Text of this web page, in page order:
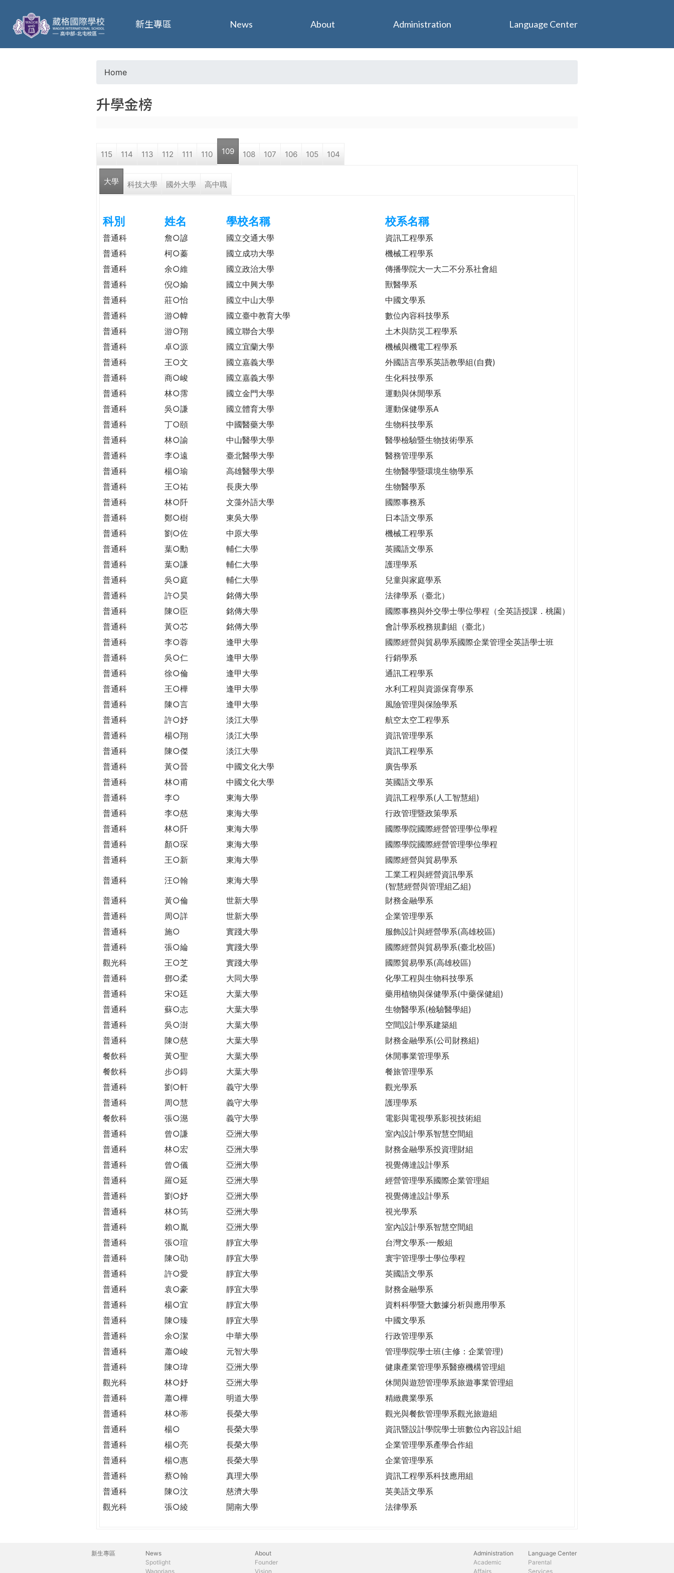
葳
格
o
a
r
h
e
r
e
Home
升學金榜
115 114 113 112 111 110 109 108 107 106 105 104
大學 科技大學 國外大學 高中職
科別 姓名 學校名稱 校系名稱
普通科 詹○諺 國立交通大學
資訊工程學系
普通科
柯○蓁 國立成功大學
機械工程學系
普通科
余○維 國立政治大學
傳播學院大一大二不分系社會組
普通科
倪○媮 國立中興大學
獸醫學系
普通科
莊○怡 國立中山大學
中國文學系
普通科
游○幃 國立臺中教育大學
數位內容科技學系
普通科
游○翔 國立聯合大學
土木與防災工程學系
普通科
卓○源 國立宜蘭大學
機械與機電工程學系
普通科
王○文 國立嘉義大學
外國語言學系英語教學組(自費)
普通科
商○峻 國立嘉義大學
生化科技學系
普通科
林○霈 國立金門大學
運動與休閒學系
普通科
吳○謙 國立體育大學
運動保健學系A
普通科
丁○頤 中國醫藥大學
生物科技學系
普通科
林○諭 中山醫學大學
醫學檢驗暨生物技術學系
普通科
李○遠 臺北醫學大學
醫務管理學系
普通科
楊○瑜 高雄醫學大學
生物醫學暨環境生物學系
普通科
王○祐 長庚大學
生物醫學系
普通科
林○阡 文藻外語大學
國際事務系
普通科
鄭○樹 東吳大學
日本語文學系
普通科
劉○佐 中原大學
機械工程學系
普通科
葉○勳 輔仁大學
英國語文學系
普通科
葉○謙 輔仁大學
護理學系
普通科
吳○庭 輔仁大學
兒童與家庭學系
普通科
許○昊 銘傳大學
法律學系（臺北）
普通科
陳○臣 銘傳大學
國際事務與外交學士學位學程（全英語授課．桃園）
普通科
黃○芯 銘傳大學
會計學系稅務規劃組（臺北）
普通科
李○蓉 逢甲大學
國際經營與貿易學系國際企業管理全英語學士班
普通科
吳○仁 逢甲大學
行銷學系
普通科
徐○倫 逢甲大學
通訊工程學系
普通科
王○樺 逢甲大學
水利工程與資源保育學系
普通科
陳○言 逢甲大學
風險管理與保險學系
普通科
許○妤 淡江大學
航空太空工程學系
普通科
楊○翔 淡江大學
資訊管理學系
普通科
陳○傑 淡江大學
資訊工程學系
普通科
黃○晉 中國文化大學
廣告學系
普通科
林○甫 中國文化大學
英國語文學系
普通科
李○ 東海大學
資訊工程學系(人工智慧組)
普通科
李○慈 東海大學
行政管理暨政策學系
普通科
林○阡 東海大學
國際學院國際經營管理學位學程
普通科
顏○琛 東海大學
國際學院國際經營管理學位學程
普通科
王○新 東海大學 國際經營與貿易學系
普通科 汪○翰 東海大學
工業工程與經營資訊學系
(智慧經營與管理組乙組)
普通科
黃○倫 世新大學
財務金融學系
普通科
周○詳 世新大學
企業管理學系
普通科
施○ 實踐大學
服飾設計與經營學系(高雄校區)
普通科
張○綸 實踐大學
國際經營與貿易學系(臺北校區)
觀光科
王○芝 實踐大學
國際貿易學系(高雄校區)
普通科
鄧○柔 大同大學
化學工程與生物科技學系
普通科
宋○廷 大葉大學
藥用植物與保健學系(中藥保健組)
普通科
蘇○志 大葉大學
生物醫學系(檢驗醫學組)
普通科
吳○澍 大葉大學
空間設計學系建築組
普通科
陳○慈 大葉大學
財務金融學系(公司財務組)
餐飲科
黃○聖 大葉大學
休閒事業管理學系
餐飲科
步○鍀 大葉大學
餐旅管理學系
普通科
劉○軒 義守大學
觀光學系
普通科
周○慧 義守大學
護理學系
餐飲科
張○濨 義守大學
電影與電視學系影視技術組
普通科
曾○謙 亞洲大學
室內設計學系智慧空間組
普通科
林○宏 亞洲大學
財務金融學系投資理財組
普通科
曾○儀 亞洲大學
視覺傳達設計學系
普通科
羅○延 亞洲大學
經營管理學系國際企業管理組
普通科
劉○妤 亞洲大學
視覺傳達設計學系
普通科
林○筠 亞洲大學
視光學系
普通科
賴○胤 亞洲大學
室內設計學系智慧空間組
普通科
張○瑄 靜宜大學
台灣文學系-一般組
普通科
陳○劭 靜宜大學
寰宇管理學士學位學程
普通科
許○愛 靜宜大學
英國語文學系
普通科
袁○豪 靜宜大學
財務金融學系
普通科
楊○宜 靜宜大學
資料科學暨大數據分析與應用學系
普通科
陳○臻 靜宜大學
中國文學系
普通科
余○潔 中華大學
行政管理學系
普通科
蕭○峻 元智大學
管理學院學士班(主修：企業管理)
普通科
陳○瑋 亞洲大學
健康產業管理學系醫療機構管理組
觀光科
林○妤 亞洲大學
休閒與遊憩管理學系旅遊事業管理組
普通科
蕭○樺 明道大學
精緻農業學系
普通科
林○蒂 長榮大學
觀光與餐飲管理學系觀光旅遊組
普通科
楊○ 長榮大學
資訊暨設計學院學士班數位內容設計組
普通科
楊○亮 長榮大學
企業管理學系產學合作組
普通科
楊○惠 長榮大學
企業管理學系
普通科
蔡○翰 真理大學
資訊工程學系科技應用組
普通科
陳○汶 慈濟大學
英美語文學系
觀光科
張○綾 開南大學 法律學系
新生專區 News About Administration Language Center
主
新生專區
News
Spotlight
Wagorians
About
Founder
Vision
Administration
Academic
Affairs
Parental
Services
Language Center